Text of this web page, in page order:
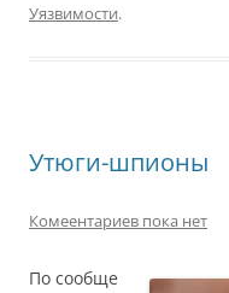
Уязвимости.
Утюги-шпионы
Комеентариев пока нет
По сообще